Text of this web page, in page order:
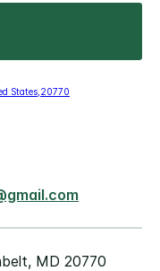
, MD 20770